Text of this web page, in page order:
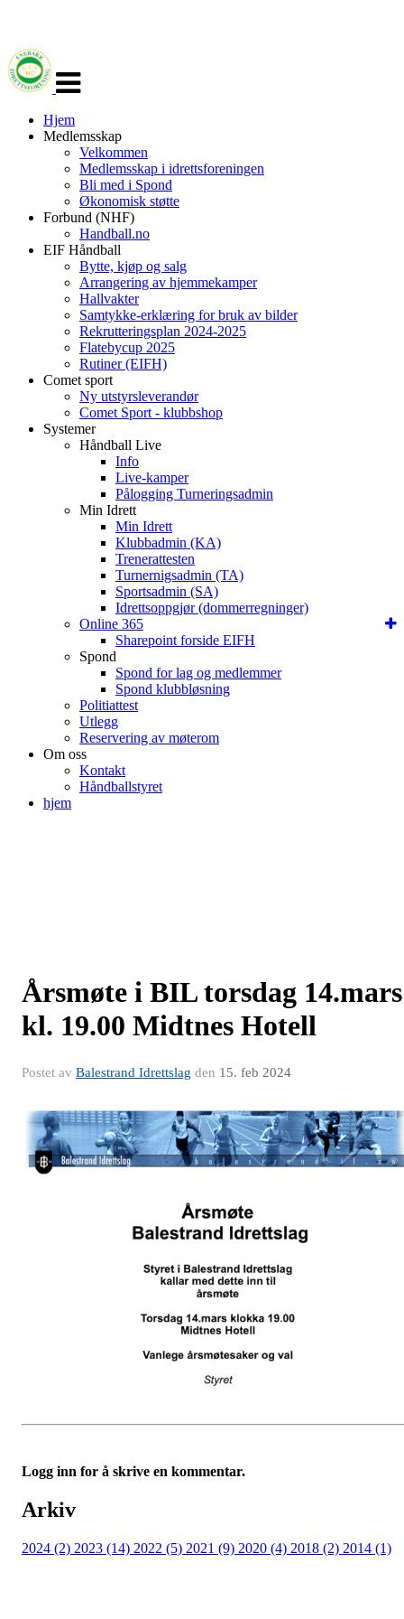
navigasjon
Hjem
Medlemsskap
Velkommen
Medlemsskap i idrettsforeningen
Bli med i Spond
Økonomisk støtte
Forbund (NHF)
Handball.no
EIF Håndball
Bytte, kjøp og salg
Arrangering av hjemmekamper
Hallvakter
Samtykke-erklæring for bruk av bilder
Rekrutteringsplan 2024-2025
Flatebycup 2025
Rutiner (EIFH)
Comet sport
Ny utstyrsleverandør
Comet Sport - klubbshop
Systemer
Håndball Live
Info
Live-kamper
Pålogging Turneringsadmin
Min Idrett
Min Idrett
Klubbadmin (KA)
Trenerattesten
Turnernigsadmin (TA)
Sportsadmin (SA)
Idrettsoppgjør (dommerregninger)
Online 365
Sharepoint forside EIFH
Spond
Spond for lag og medlemmer
Spond klubbløsning
Politiattest
Utlegg
Reservering av møterom
Om oss
Kontakt
Håndballstyret
hjem
Årsmøte i BIL torsdag 14.mars
kl. 19.00 Midtnes Hotell
Postet av Balestrand Idrettslag den 15. feb 2024
Logg inn for å skrive en kommentar.
Arkiv
2024 (2) 2023 (14) 2022 (5) 2021 (9) 2020 (4) 2018 (2) 2014 (1)